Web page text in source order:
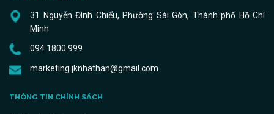
31 Nguyễn Đình Chiểu, Phường Sài Gòn, Thành phố Hồ Chí
Minh
094 1800 999
marketing.jknhathan@gmail.com
THÔNG TIN CHÍNH SÁCH